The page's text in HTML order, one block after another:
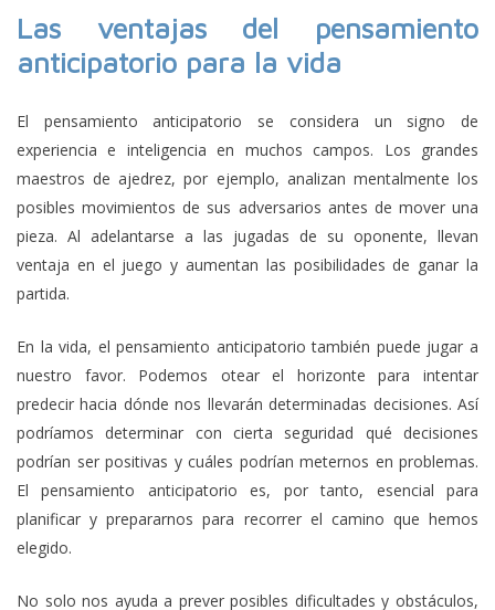
Las ventajas del pensamiento
anticipatorio para la vida
El pensamiento anticipatorio se considera un signo de
experiencia e inteligencia en muchos campos. Los grandes
maestros de ajedrez, por ejemplo, analizan mentalmente los
posibles movimientos de sus adversarios antes de mover una
pieza. Al adelantarse a las jugadas de su oponente, llevan
ventaja en el juego y aumentan las posibilidades de ganar la
partida.
En la vida, el pensamiento anticipatorio también puede jugar a
nuestro favor. Podemos otear el horizonte para intentar
predecir hacia dónde nos llevarán determinadas decisiones. Así
podríamos determinar con cierta seguridad qué decisiones
podrían ser positivas y cuáles podrían meternos en problemas.
El pensamiento anticipatorio es, por tanto, esencial para
planificar y prepararnos para recorrer el camino que hemos
elegido.
No solo nos ayuda a prever posibles dificultades y obstáculos,